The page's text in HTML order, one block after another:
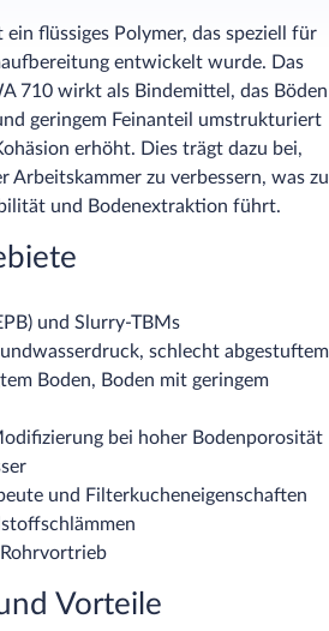
ein flüssiges Polymer, das speziell für
entwickelt wurde. Das
710 wirkt als Bindemittel, das Böden
geringem Feinanteil umstrukturiert
erhöht. Dies trägt dazu bei,
Arbeitskammer zu verbessern, was zu
und Bodenextraktion führt.
und Slurry-TBMs
schlecht abgestuftem
Boden, Boden mit geringem
bei hoher Bodenporosität
und Filterkucheneigenschaften
Vorteile